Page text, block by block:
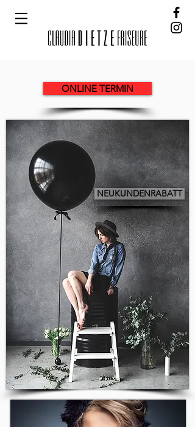
ONLINE TERMIN
NEUKUNDENRABATT